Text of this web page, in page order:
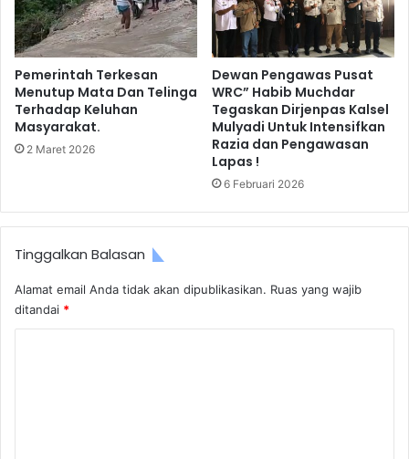
Pemerintah Terkesan
Menutup Mata Dan Telinga
Terhadap Keluhan
Masyarakat.
2 Maret 2026
Dewan Pengawas Pusat
WRC” Habib Muchdar
Tegaskan Dirjenpas Kalsel
Mulyadi Untuk Intensifkan
Razia dan Pengawasan
Lapas !
6 Februari 2026
Tinggalkan Balasan
Alamat email Anda tidak akan dipublikasikan. Ruas yang wajib
ditandai *